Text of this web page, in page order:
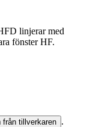
linjerar med
fönster HF.
från tillverkaren .